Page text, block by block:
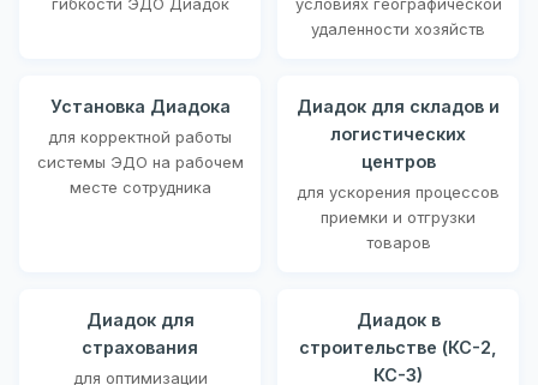
удаленности хозяйств
Установка Диадока
для корректной работы
системы ЭДО на рабочем
месте сотрудника
Диадок для складов и
логистических
центров
для ускорения процессов
приемки и отгрузки
товаров
Диадок для
страхования
для оптимизации
Диадок в
строительстве (КС-2,
КС-3)